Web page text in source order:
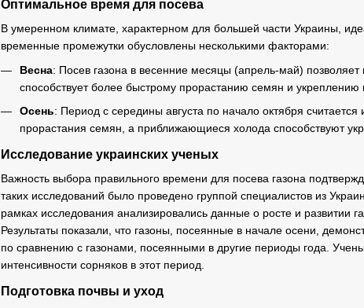
Оптимальное время для посева
В умеренном климате, характерном для большей части Украины,
временные промежутки обусловлены несколькими факторами:
Весна: Посев газона в весенние месяцы (апрель-май)
способствует более быстрому прорастанию семян и
Осень: Период с середины августа по начало октября
прорастания семян, а приближающиеся холода способствуют
Исследование украинских ученых
Важность выбора правильного времени для посева газона
таких исследований было проведено группой специалистов из
рамках исследования анализировались данные о росте и развитии
Результаты показали, что газоны, посеянные в начале осени,
по сравнению с газонами, посеянными в другие периоды года.
интенсивности сорняков в этот период.
Подготовка почвы и уход